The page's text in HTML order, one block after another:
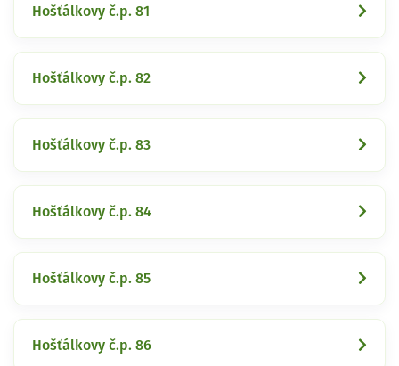
Hošťálkovy č.p. 81
Hošťálkovy č.p. 82
Hošťálkovy č.p. 83
Hošťálkovy č.p. 84
Hošťálkovy č.p. 85
Hošťálkovy č.p. 86